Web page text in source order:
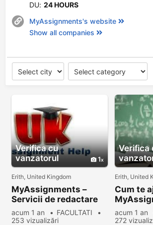
DU: 24 HOURS
MyAssignments's website
Show all companies
Verifica cu
vanzatorul
1
Erith, United Kingdom
MyAssignments –
Servicii de redactare
academică pentru
fiecare nivel de studiu
acum 1 an
FACULTATI
253 vizualizări
Verifica
Erith, United
Cum te
obții
bune la
acum 1 an
272